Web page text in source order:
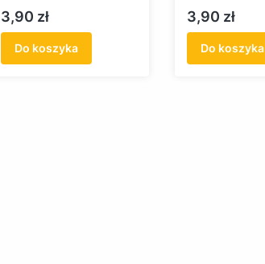
Cena
3,90 zł
Do koszyka
wejherowska
Cena
3,90 zł
Do koszyka